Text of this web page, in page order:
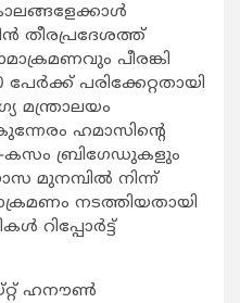
തീരപ്രദേശത്ത്
പീരങ്കി
പരിക്കേറ്റതായി
ഹമാസിന്‍റെ
ബ്രിഗേഡുകളും
മുനമ്പില്‍ നിന്ന്
നടത്തിയതായി
റിപ്പോര്‍ട്ട്
ഹനൗണ്‍